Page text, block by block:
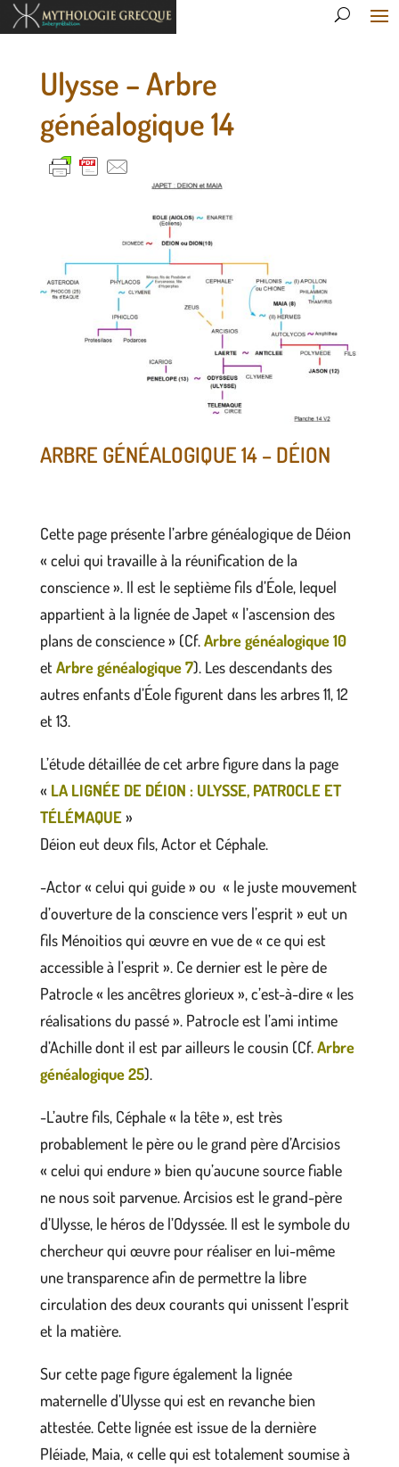
Ulysse – Arbre
généalogique 14
ARBRE GÉNÉALOGIQUE 14 – DÉION
Cette page présente l’arbre généalogique de Déion
« celui qui travaille à la réunification de la
conscience ». Il est le septième fils d’Éole, lequel
appartient à la lignée de Japet « l’ascension des
plans de conscience » (Cf.Arbre généalogique 10
et Arbre généalogique 7). Les descendants des
autres enfants d’Éole figurent dans les arbres 11, 12
et 13.
L’étude détaillée de cet arbre figure dans la page
« LA LIGNÉE DE DÉION : ULYSSE, PATROCLE ET
TÉLÉMAQUE»
Déion eut deux fils, Actor et Céphale.
-Actor « celui qui guide » ou « le juste mouvement
d’ouverture de la conscience vers l’esprit » eut un
fils Ménoitios qui œuvre en vue de « ce qui est
accessible à l’esprit ». Ce dernier est le père de
Patrocle « les ancêtres glorieux », c’est-à-dire « les
réalisations du passé ». Patrocle est l’ami intime
d’Achille dont il est par ailleurs le cousin (Cf.Arbre
généalogique 25).
-L’autre fils, Céphale « la tête », est très
probablement le père ou le grand père d’Arcisios
« celui qui endure » bien qu’aucune source fiable
ne nous soit parvenue. Arcisios est le grand-père
d’Ulysse, le héros de l’Odyssée. Il est le symbole du
chercheur qui œuvre pour réaliser en lui-même
une transparence afin de permettre la libre
circulation des deux courants qui unissent l’esprit
et la matière.
Sur cette page figure également la lignée
maternelle d’Ulysse qui est en revanche bien
attestée. Cette lignée est issue de la dernière
Pléiade, Maia, « celle qui est totalement soumise à